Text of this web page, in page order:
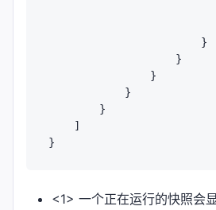
                        }
                    }
                }
            }
        }
    ]
<1> 一个正在运行的快照会